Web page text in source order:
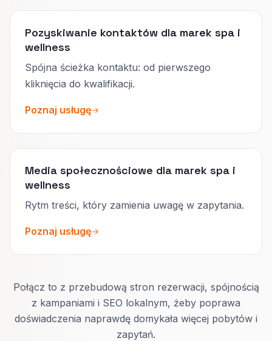
Pozyskiwanie kontaktów dla marek spa i
wellness
Spójna ścieżka kontaktu: od pierwszego
kliknięcia do kwalifikacji.
Poznaj usługę
Media społecznościowe dla marek spa i
wellness
Rytm treści, który zamienia uwagę w zapytania.
Poznaj usługę
Połącz to z przebudową stron rezerwacji, spójnością
z kampaniami i SEO lokalnym, żeby poprawa
doświadczenia naprawdę domykała więcej pobytów i
zapytań.